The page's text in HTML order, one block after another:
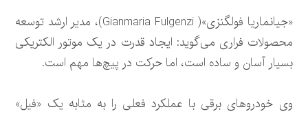
«جیانماریا فولگنزی»( Gianmaria Fulgenzi)، مدیر ارشد توسعه
محصولات فراری می‌گوید: ایجاد قدرت در یک موتور الکتریکی
بسیار آسان و ساده است، اما حرکت در پیچ‌ها مهم است.
وی خودروهای برقی با عملکرد فعلی را به مثابه یک «فیل»